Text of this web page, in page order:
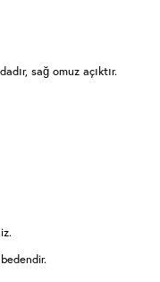
sağ omuz açıktır.